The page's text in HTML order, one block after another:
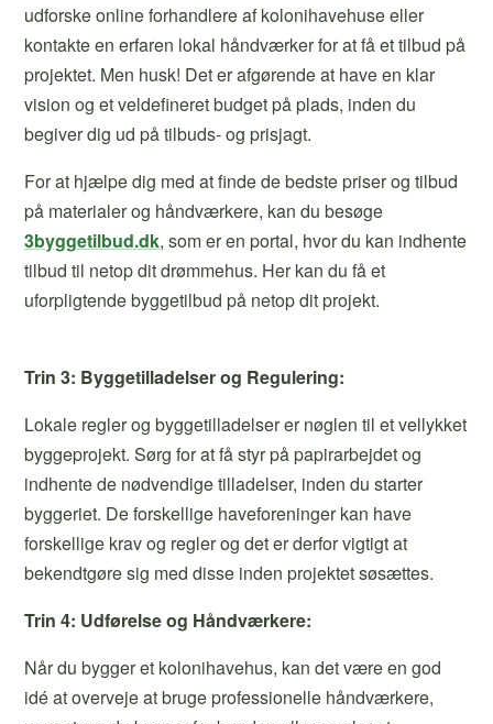
udforske online forhandlere af kolonihavehuse eller
kontakte en erfaren lokal håndværker for at få et tilbud på
projektet. Men husk! Det er afgørende at have en klar
vision og et veldefineret budget på plads, inden du
begiver dig ud på tilbuds- og prisjagt.
For at hjælpe dig med at finde de bedste priser og tilbud
på materialer og håndværkere, kan du besøge
3byggetilbud.dk, som er en portal, hvor du kan indhente
tilbud til netop dit drømmehus. Her kan du få et
uforpligtende byggetilbud på netop dit projekt.
Trin 3: Byggetilladelser og Regulering:
Lokale regler og byggetilladelser er nøglen til et vellykket
byggeprojekt. Sørg for at få styr på papirarbejdet og
indhente de nødvendige tilladelser, inden du starter
byggeriet. De forskellige haveforeninger kan have
forskellige krav og regler og det er derfor vigtigt at
bekendtgøre sig med disse inden projektet søsættes.
Trin 4: Udførelse og Håndværkere:
Når du bygger et kolonihavehus, kan det være en god
idé at overveje at bruge professionelle håndværkere,